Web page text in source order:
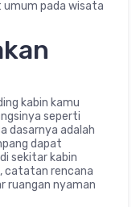
umum pada wisata
kabin kamu
seperti
dasarnya adalah
dapat
sekitar kabin
catatan rencana
ruangan nyaman